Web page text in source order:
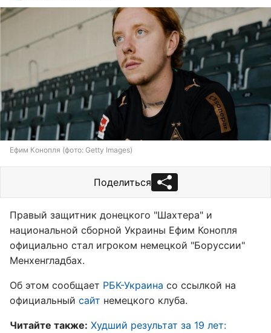
Ефим Конопля (фото: Getty Images)
Поделиться
Правый защитник донецкого "Шахтера" и
национальной сборной Украины Ефим Конопля
официально стал игроком немецкой "Боруссии"
Менхенгладбах.
Об этом сообщает РБК-Украина со ссылкой на
официальный сайт немецкого клуба.
Читайте также: Худший результат за 19 лет: